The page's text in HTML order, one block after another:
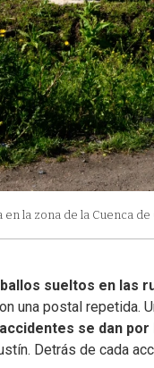
la zona de la Cuenca de
sueltos en las
una postal repetida.
se dan por
Detrás de cada